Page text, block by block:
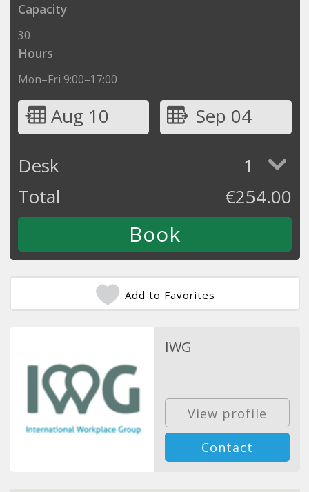
Capacity
30
Hours
Mon–Fri 9:00–17:00
Aug 10
Sep 04
Desk
1
Total
€254.00
Add to Favorites
IWG
View profile
Contact